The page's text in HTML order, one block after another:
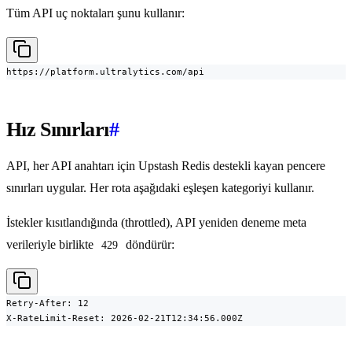
Tüm API uç noktaları şunu kullanır:
https://platform.ultralytics.com/api
Hız Sınırları#
API, her API anahtarı için Upstash Redis destekli kayan pencere
sınırları uygular. Her rota aşağıdaki eşleşen kategoriyi kullanır.
İstekler kısıtlandığında (throttled), API yeniden deneme meta
verileriyle birlikte
429 döndürür:
Retry-After: 12
X-RateLimit-Reset: 2026-02-21T12:34:56.000Z